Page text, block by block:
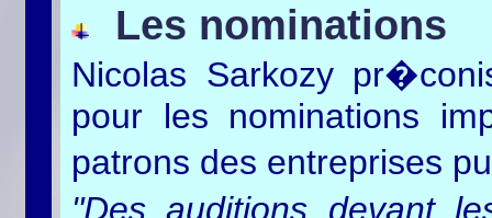
Les nominations
Nicolas Sarkozy
pour les nominations
patrons des entreprises
"Des auditions devant